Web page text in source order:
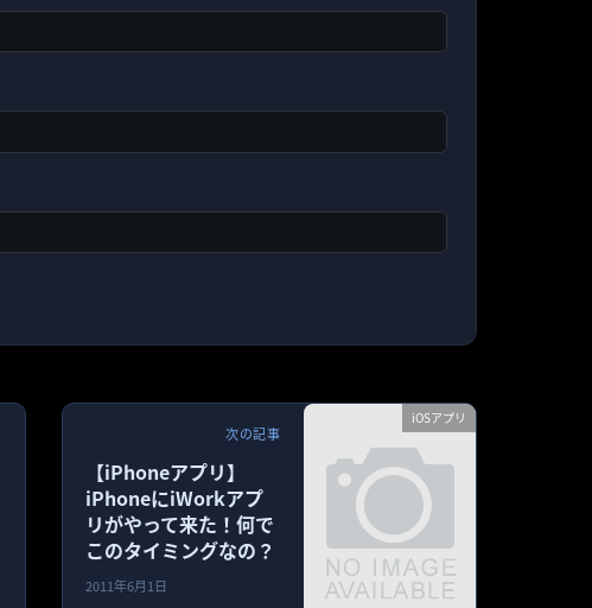
iOSアプリ
次の記事
【iPhoneアプリ】
iPhoneにiWorkアプ
リがやって来た！何で
このタイミングなの？
2011年6月1日